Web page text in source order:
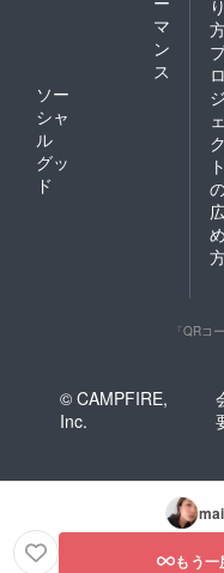
マ
ン
ス
ソー
シャ
ル
グッ
ド
り
ロ
ジ
ェ
ク
ト
め
「QRコ
© CAMPFIRE,
Inc.
もう